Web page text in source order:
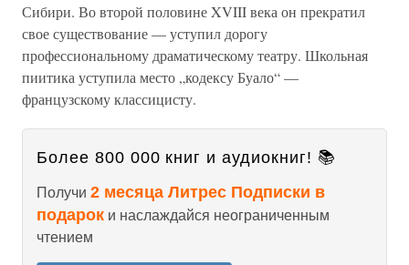
Сибири. Во второй половине XVIII века он прекратил
свое существование — уступил дорогу
профессиональному драматическому театру. Школьная
пиитика уступила место „кодексу Буало“ —
французскому классицисту.
Более 800 000 книг и аудиокниг! 📚
Получи 2 месяца Литрес Подписки в
подарок и наслаждайся неограниченным
чтением